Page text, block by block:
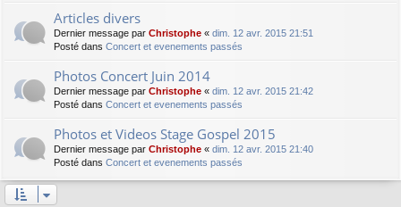
Articles divers
Dernier message par Christophe « dim. 12 avr. 2015 21:51
Posté dans Concert et evenements passés
Photos Concert Juin 2014
Dernier message par Christophe « dim. 12 avr. 2015 21:42
Posté dans Concert et evenements passés
Photos et Videos Stage Gospel 2015
Dernier message par Christophe « dim. 12 avr. 2015 21:40
Posté dans Concert et evenements passés